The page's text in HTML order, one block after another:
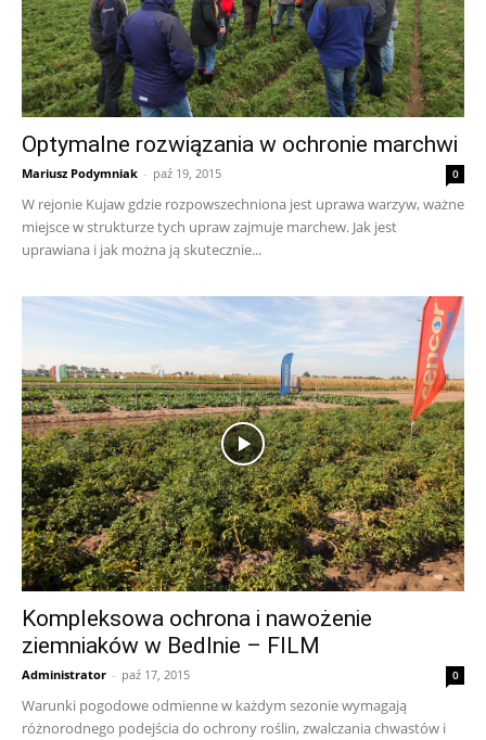
Optymalne rozwiązania w ochronie marchwi
Mariusz Podymniak - paź 19, 2015 0
W rejonie Kujaw gdzie rozpowszechniona jest uprawa warzyw, ważne
miejsce w strukturze tych upraw zajmuje marchew. Jak jest
uprawiana i jak można ją skutecznie...
Kompleksowa ochrona i nawożenie
ziemniaków w Bedlnie – FILM
Administrator - paź 17, 2015 0
Warunki pogodowe odmienne w każdym sezonie wymagają
różnorodnego podejścia do ochrony roślin, zwalczania chwastów i